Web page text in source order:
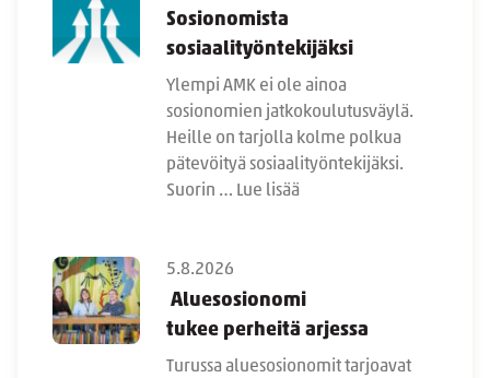
Sosionomista
sosiaalityöntekijäksi
Ylempi AMK ei ole ainoa
sosionomien jatkokoulutusväylä.
Heille on tarjolla kolme polkua
pätevöityä sosiaalityöntekijäksi.
Suorin … Lue lisää
5.8.2026
Aluesosionomi
tukee perheitä arjessa
Turussa aluesosionomit tarjoavat